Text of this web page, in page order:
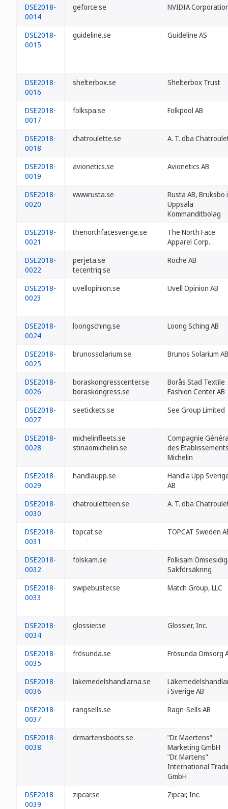
DSE2018-
0014
geforce.se NVIDIA
DSE2018-
0015
guideline.se Guideline AS
DSE2018-
0016
shelterbox.se Shelterbox Trust
DSE2018-
0017
folkspa.se Folkpool AB
DSE2018-
0018
chatroulette.se A. T. dba
DSE2018-
0019
avionetics.se Avionetics AB
DSE2018-
0020
wwwrusta.se
Rusta AB, Bruksbo i
Uppsala
Kommanditbolag
DSE2018-
0021
thenorthfacesverige.se
The North Face
Apparel Corp.
DSE2018-
0022
perjeta.se
tecentriq.se
Roche AB
DSE2018-
0023
uvellopinion.se Uvell Opinion AB
DSE2018-
0024
loongsching.se Loong Sching AB
DSE2018-
0025
brunossolarium.se Brunos Solarium AB
DSE2018-
0026
boraskongresscenter.se
boraskongress.se
Borås Stad Textile
Fashion Center AB
DSE2018-
0027
seetickets.se See Group Limited
DSE2018-
0028
michelinfleets.se
stinaomichelin.se
Compagnie
des
Michelin
DSE2018-
0029
handlaupp.se
Handla Upp
AB
DSE2018-
0030
chatrouletteen.se A. T. dba
DSE2018-
0031
topcat.se TOPCAT Sweden
DSE2018-
0032
folskam.se
Folksam Ömsesidig
Sakförsäkring
DSE2018-
0033
swipebuster.se Match Group, LLC
DSE2018-
0034
glossier.se Glossier, Inc.
DSE2018-
0035
frösunda.se Frösunda Omsorg
DSE2018-
0036
lakemedelshandlarna.se
i Sverige AB
DSE2018-
0037
rangsells.se Ragn-Sells AB
DSE2018-
0038
drmartensboots.se
"Dr. Maertens"
Marketing GmbH
"Dr. Martens"
International
GmbH
DSE2018-
0039
zipcar.se Zipcar, Inc.